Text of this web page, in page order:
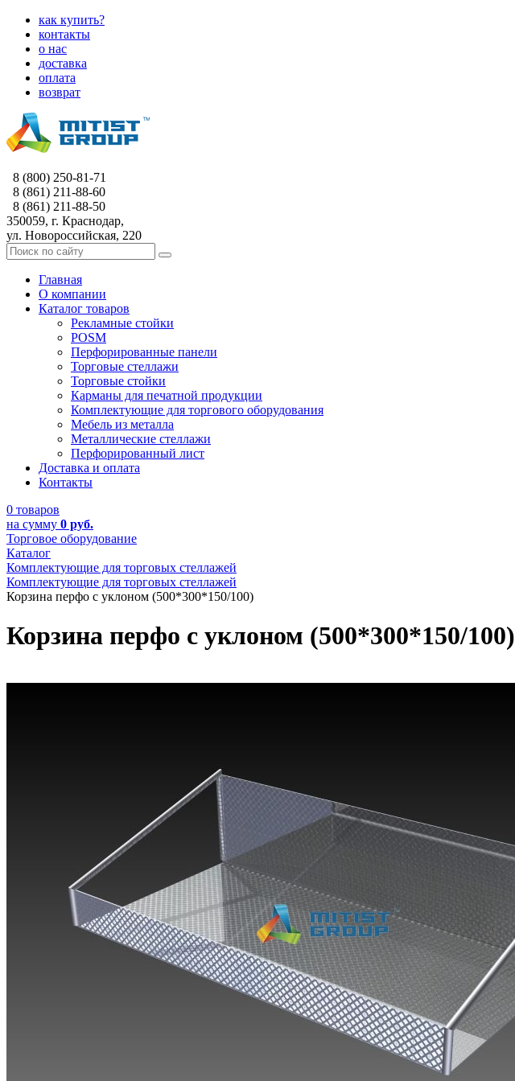
как купить?
контакты
о нас
доставка
оплата
возврат
8 (800) 250-81-71
8 (861) 211-88-60
8 (861) 211-88-50
350059, г. Краснодар,
ул. Новороссийская, 220
Главная
О компании
Каталог товаров
Рекламные стойки
POSM
Перфорированные панели
Торговые стеллажи
Торговые стойки
Карманы для печатной продукции
Комплектующие для торгового оборудования
Мебель из металла
Металлические стеллажи
Перфорированный лист
Доставка и оплата
Контакты
0 товаров
на сумму 0 руб.
Торговое оборудование
Каталог
Комплектующие для торговых стеллажей
Комплектующие для торговых стеллажей
Корзина перфо с уклоном (500*300*150/100)
Корзина перфо с уклоном (500*300*150/100)